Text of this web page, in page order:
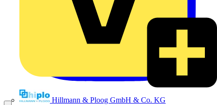
Hillmann & Ploog GmbH & Co. KG